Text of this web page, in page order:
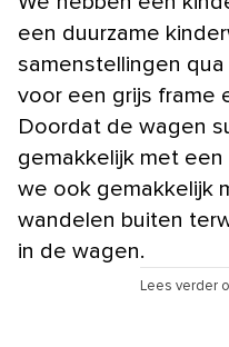
een duurzame
samenstellingen qua
voor een grijs frame
Doordat de wagen
gemakkelijk met
we ook gemakkelijk
wandelen buiten
in de wagen.
Lees verder